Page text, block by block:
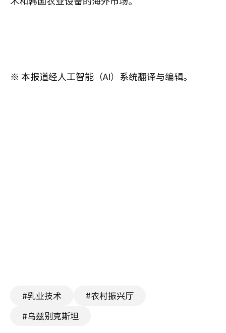
※ 本报道经人工智能（AI）系统翻译与编辑。
#乳业技术
#农村振兴厅
#乌兹别克斯坦